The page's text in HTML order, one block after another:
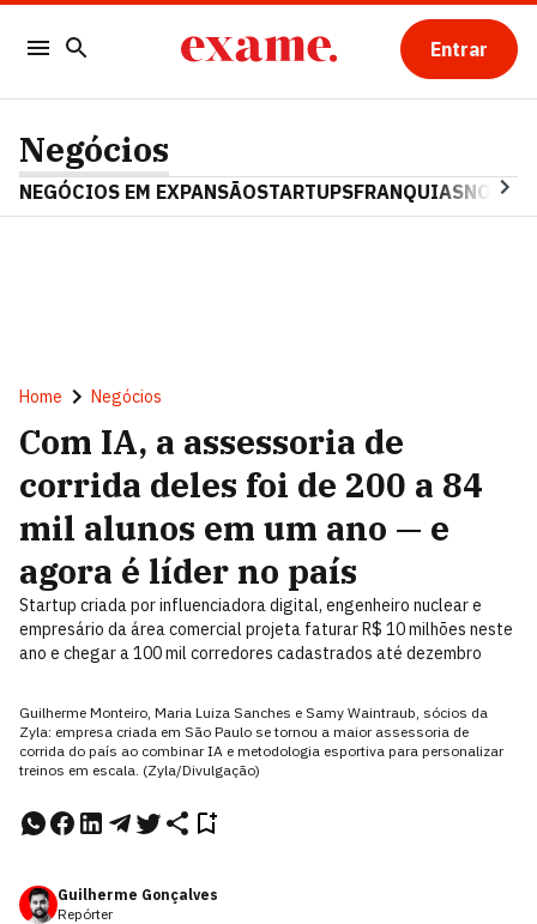
Entrar
Negócios
NEGÓCIOS EM EXPANSÃOSTARTUPSFRANQUIAS
Home Negócios
Com IA, a assessoria de
corrida deles foi de 200 a 84
mil alunos em um ano — e
agora é líder no país
Startup criada por influenciadora digital, engenheiro nuclear e
empresário da área comercial projeta faturar R$ 10 milhões neste
ano e chegar a 100 mil corredores cadastrados até dezembro
Guilherme Monteiro, Maria Luiza Sanches e Samy Waintraub, sócios da
Zyla: empresa criada em São Paulo se tornou a maior assessoria de
corrida do país ao combinar IA e metodologia esportiva para personalizar
treinos em escala. (Zyla/Divulgação)
Guilherme Gonçalves
Repórter